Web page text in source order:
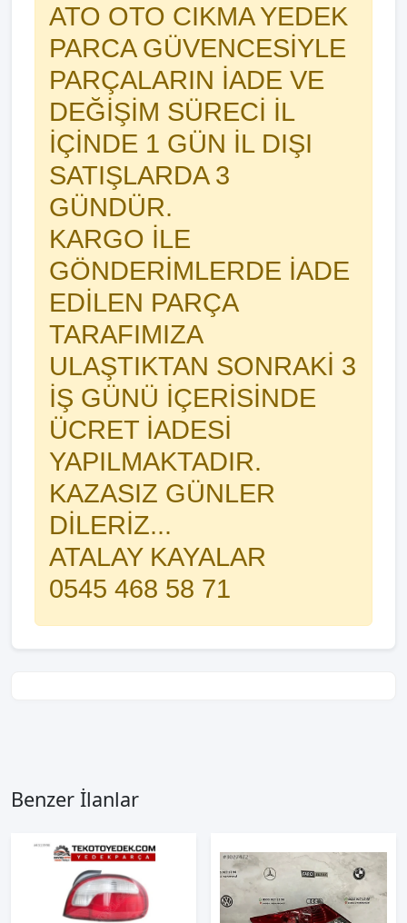
ATO OTO CIKMA YEDEK
PARCA GÜVENCESİYLE
PARÇALARIN İADE VE
DEĞİŞİM SÜRECİ İL
İÇİNDE 1 GÜN İL DIŞI
SATIŞLARDA 3
GÜNDÜR.
KARGO İLE
GÖNDERİMLERDE İADE
EDİLEN PARÇA
TARAFIMIZA
ULAŞTIKTAN SONRAKİ 3
İŞ GÜNÜ İÇERİSİNDE
ÜCRET İADESİ
YAPILMAKTADIR.
KAZASIZ GÜNLER
DİLERİZ...
ATALAY KAYALAR
0545 468 58 71
Benzer İlanlar